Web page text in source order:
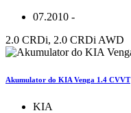
07.2010 -
2.0 CRDi, 2.0 CRDi AWD
Akumulator do KIA Venga 1.4 CVVT
KIA